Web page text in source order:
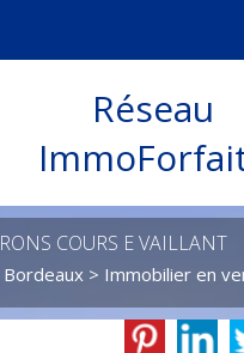
COURS E VAILLANT
> Immobilier en